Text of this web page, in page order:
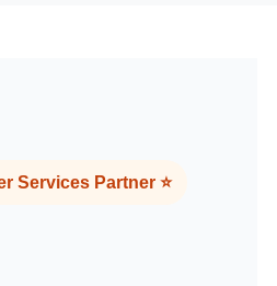
Services Partner ⭐